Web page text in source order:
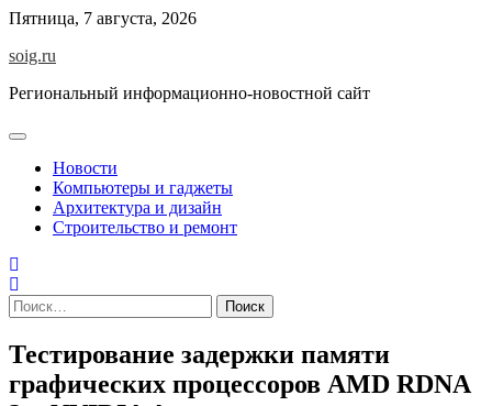
Skip
content
Пятница, 7 августа, 2026
soig.ru
Региональный информационно-новостной сайт
Новости
Компьютеры и гаджеты
Архитектура и дизайн
Строительство и ремонт
Найти:
Тестирование задержки памяти
графических процессоров AMD RDNA